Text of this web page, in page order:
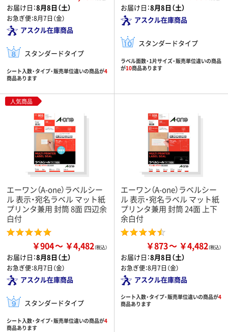
お届け日：8月8日（土）
お急ぎ便：8月7日（金）
アスクル在庫商品
スタンダードタイプ
シート入数・タイプ・販売単位違いの商品が4
商品あります
お届け日：8月8日（土）
アスクル在庫商品
スタンダードタイプ
ラベル面数・1片サイズ・販売単位違いの商品
が10商品あります
人気商品
エーワン（A-one）ラベルシー
ル 表示・宛名ラベル マット紙
プリンタ兼用 封筒 8面 四辺余
白付
￥904 ￥4,482
お届け日：8月8日（土）
お急ぎ便：8月7日（金）
アスクル在庫商品
スタンダードタイプ
シート入数・タイプ・販売単位違いの商品が4
商品あります
エーワン（A-one）ラベルシー
ル 表示・宛名ラベル マット紙
プリンタ兼用 封筒 24面 上下
余白付
￥873 ￥4,482
お届け日：8月8日（土）
お急ぎ便：8月7日（金）
アスクル在庫商品
シート入数・タイプ・販売単位違いの商品が4
商品あります